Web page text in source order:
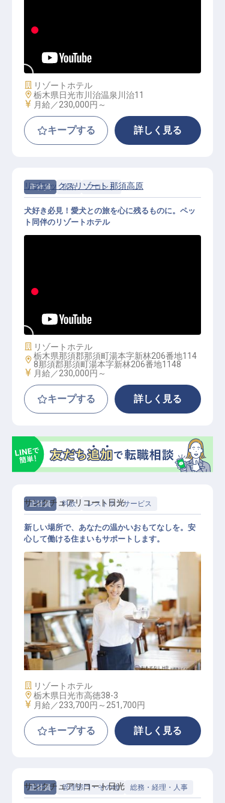
の安定基盤／寮全額会社負担
施設業態
リゾートホテル
勤務地
栃木県日光市川治温泉川治11
給与
月給／230,000円～
キープする 詳しく見る
正社員 宿泊 フロント
寂を愉しむ上質な接客／未経験OK
リブマックスリゾート 那須高原
犬好き必見！愛犬との旅を心に残るものに。ペッ
ト同伴のリゾートホテル
施設業態
リゾートホテル
勤務地
栃木県那須郡那須町湯本字新林206番地114
8那須郡那須町湯本字新林206番地1148
給与
月給／230,000円～
キープする 詳しく見る
正社員 料飲 レストランサービス
レストランサービス
サンクチュアリコート日光
新しい場所で、あなたの温かいおもてなしを。安
心して働ける住まいもサポートします。
施設業態
リゾートホテル
勤務地
栃木県日光市高徳38-3
給与
月給／233,700円～ 251,700円
キープする 詳しく見る
正社員 管理部門・その他 総務・経理・人事
サンクチュアリコート日光